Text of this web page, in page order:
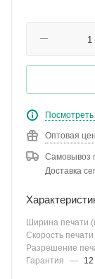
Оптовая
Самовывоз
Доставка
Ширина печати
Скорость
Разрешение
Гарантия
—